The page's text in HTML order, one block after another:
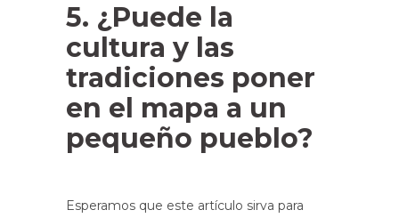
5. ¿Puede la
cultura y las
tradiciones poner
en el mapa a un
pequeño pueblo?
Esperamos que este artículo sirva para